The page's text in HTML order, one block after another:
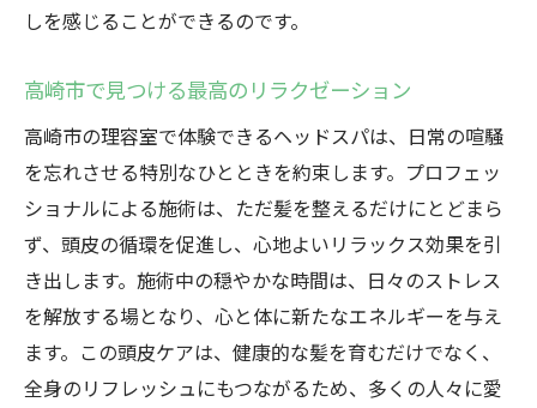
しを感じることができるのです。
高崎市で見つける最高のリラクゼーション
高崎市の理容室で体験できるヘッドスパは、日常の喧騒
を忘れさせる特別なひとときを約束します。プロフェッ
ショナルによる施術は、ただ髪を整えるだけにとどまら
ず、頭皮の循環を促進し、心地よいリラックス効果を引
き出します。施術中の穏やかな時間は、日々のストレス
を解放する場となり、心と体に新たなエネルギーを与え
ます。この頭皮ケアは、健康的な髪を育むだけでなく、
全身のリフレッシュにもつながるため、多くの人々に愛